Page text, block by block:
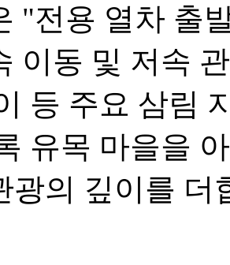
"전용 열차 출
이동 및 저속
등 주요 삼림
유목 마을을
광의 깊이를 더